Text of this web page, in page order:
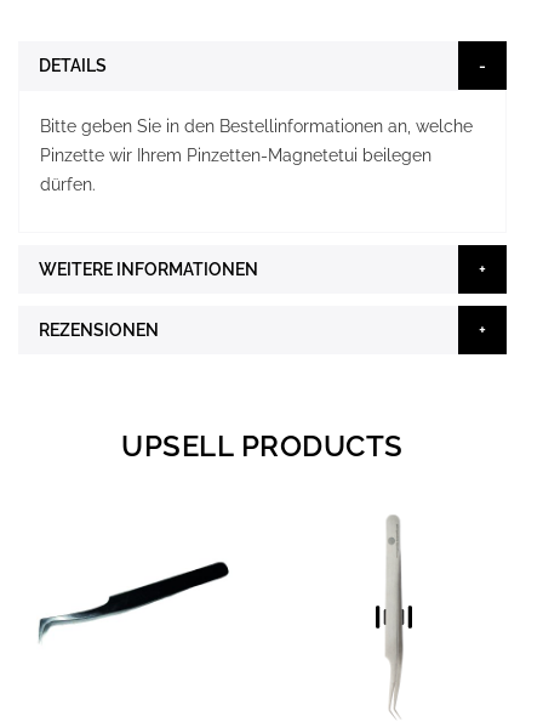
DETAILS
Bitte geben Sie in den Bestellinformationen an, welche
Pinzette wir Ihrem Pinzetten-Magnetetui beilegen
dürfen.
WEITERE INFORMATIONEN
REZENSIONEN
UPSELL PRODUCTS